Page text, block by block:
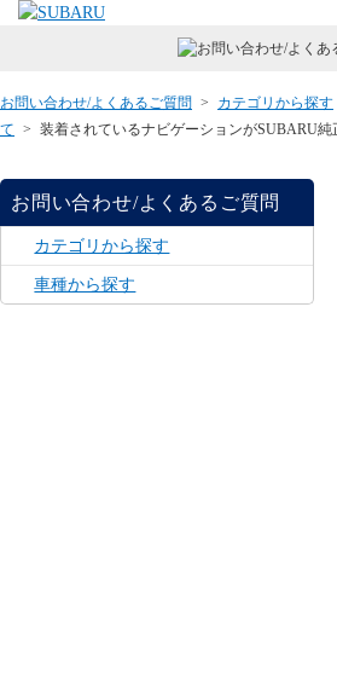
お問い合わせ/よくあるご質問 > カテゴリから探す
て > 装着されているナビゲーションがSUBARU純
お問い合わせ/よくあるご質問
カテゴリから探す
車種から探す